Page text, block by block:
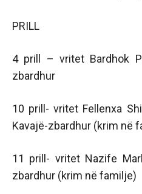
PRILL
4 prill – vritet Bardhok
zbardhur
10 prill- vritet Fellenxa
Kavajë-zbardhur (krim në
11 prill- vritet Nazife
zbardhur (krim në familje)